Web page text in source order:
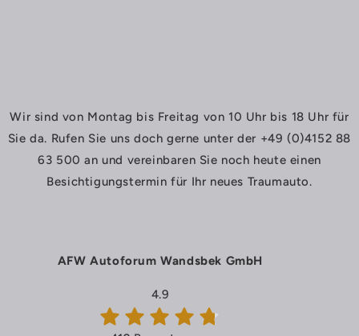
Wir sind von Montag bis Freitag von 10 Uhr bis 18 Uhr für
Sie da. Rufen Sie uns doch gerne unter der +49 (0)4152 88
63 500 an und vereinbaren Sie noch heute einen
Besichtigungstermin für Ihr neues Traumauto.
AFW Autoforum Wandsbek GmbH
4.9